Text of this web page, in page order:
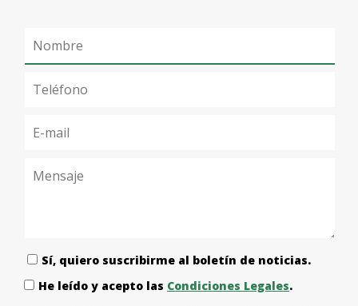
Sí, quiero suscribirme al boletín de noticias.
He leído y acepto las Condiciones Legales.